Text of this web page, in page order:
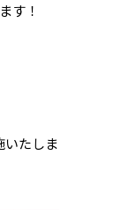
す！
いたしま